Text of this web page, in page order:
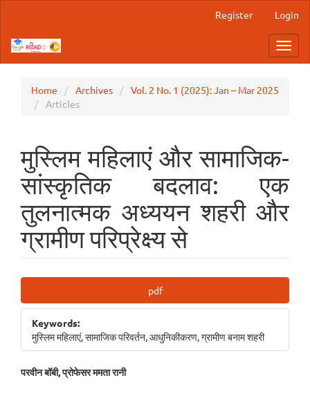
Content
Sidebar
Register Login
Home Archives
Vol. 2 No. 1 (2025): Jan – Mar 2025
Articles
मुस्लिम महिलाएं और सामाजिक-
सांस्कृतिक बदलाव: एक
तुलनात्मक अध्ययन शहरी और
ग्रामीण परिप्रेक्ष्य से
Sidebar
pdf
Keywords:
मुस्लिम महिलाएं, सामाजिक परिवर्तन, आधुनिकीकरण, ग्रामीण बनाम शहरी
Main
परवीन बॉबी, प्रोफेसर ममता रानी